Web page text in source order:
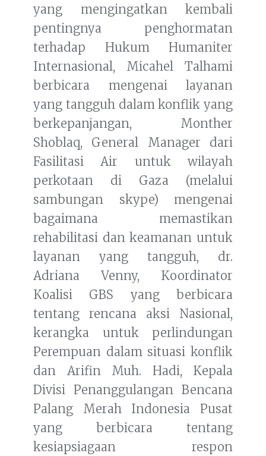
yang mengingatkan kembali
pentingnya penghormatan
terhadap Hukum Humaniter
Internasional, Micahel Talhami
berbicara mengenai layanan
yang tangguh dalam konflik yang
berkepanjangan, Monther
Shoblaq, General Manager dari
Fasilitasi Air untuk wilayah
perkotaan di Gaza (melalui
sambungan skype) mengenai
bagaimana memastikan
rehabilitasi dan keamanan untuk
layanan yang tangguh, dr.
Adriana Venny, Koordinator
Koalisi GBS yang berbicara
tentang rencana aksi Nasional,
kerangka untuk perlindungan
Perempuan dalam situasi konflik
dan Arifin Muh. Hadi, Kepala
Divisi Penanggulangan Bencana
Palang Merah Indonesia Pusat
yang berbicara tentang
kesiapsiagaan respon